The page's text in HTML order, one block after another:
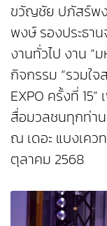
ขวัญชัย ปภัสร์พ
พงษ์ รองประธา
งานทั่วไป งาน “
กิจกรรม “รวมใ
EXPO ครั้งที่
สื่อมวลชนทุกท่า
ณ เดอะ แบงเค
ตุลาคม 2568